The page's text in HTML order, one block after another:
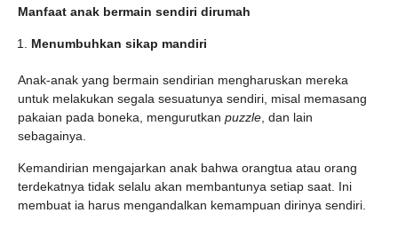
Manfaat anak bermain sendiri dirumah
Menumbuhkan sikap mandiri
Anak-anak yang bermain sendirian mengharuskan mereka
untuk melakukan segala sesuatunya sendiri, misal memasang
pakaian pada boneka, mengurutkan puzzle , dan lain
sebagainya.
Kemandirian mengajarkan anak bahwa orangtua atau orang
terdekatnya tidak selalu akan membantunya setiap saat. Ini
membuat ia harus mengandalkan kemampuan dirinya sendiri.